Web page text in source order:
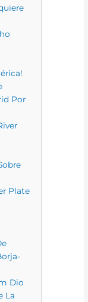
Por
Plate
Dio
La